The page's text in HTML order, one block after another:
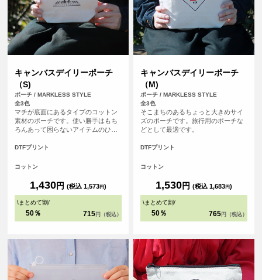
キャンバスデイリーポーチ
（S)
ポーチ / MARKLESS STYLE
全3色
マチが底面にあるタイプのコットン
素材のポーチです。使い勝手はもち
ろんあって困らないアイテムのひと
DTFプリント
コットン
1,430円 (税込 1,573円)
\まとめて割/
50％ 715 円（税込）
キャンバスデイリーポーチ
（M)
ポーチ / MARKLESS STYLE
全3色
そこまちのあるちょっと大きめサイ
ズのポーチです。旅行用のポーチな
どとして最適です。
DTFプリント
コットン
1,530円 (税込 1,683円)
\まとめて割/
50％ 765 円（税込）